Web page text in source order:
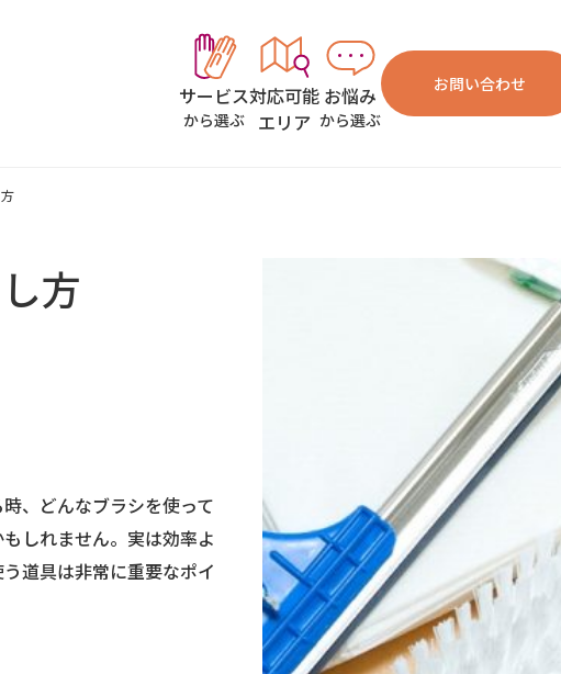
サービス
から選ぶ
対応可能
エリア
お悩み
から選ぶ
お問い合わせ
方
、どんなブラシを使って
しれません。実は効率よ
道具は非常に重要なポイ